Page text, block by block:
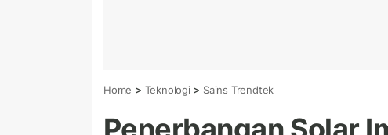
Home > Teknologi > Sains Trendtek